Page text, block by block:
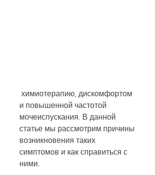
и повышенной частотой
мочеиспускания. В данной
статье мы рассмотрим причины
возникновения таких
симптомов и как справиться с
ними.